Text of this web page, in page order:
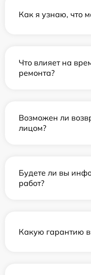
Как я узнаю, что
Что влияет на
ремонта?
Возможен ли
лицом?
Будете ли вы
работ?
Какую гарантию